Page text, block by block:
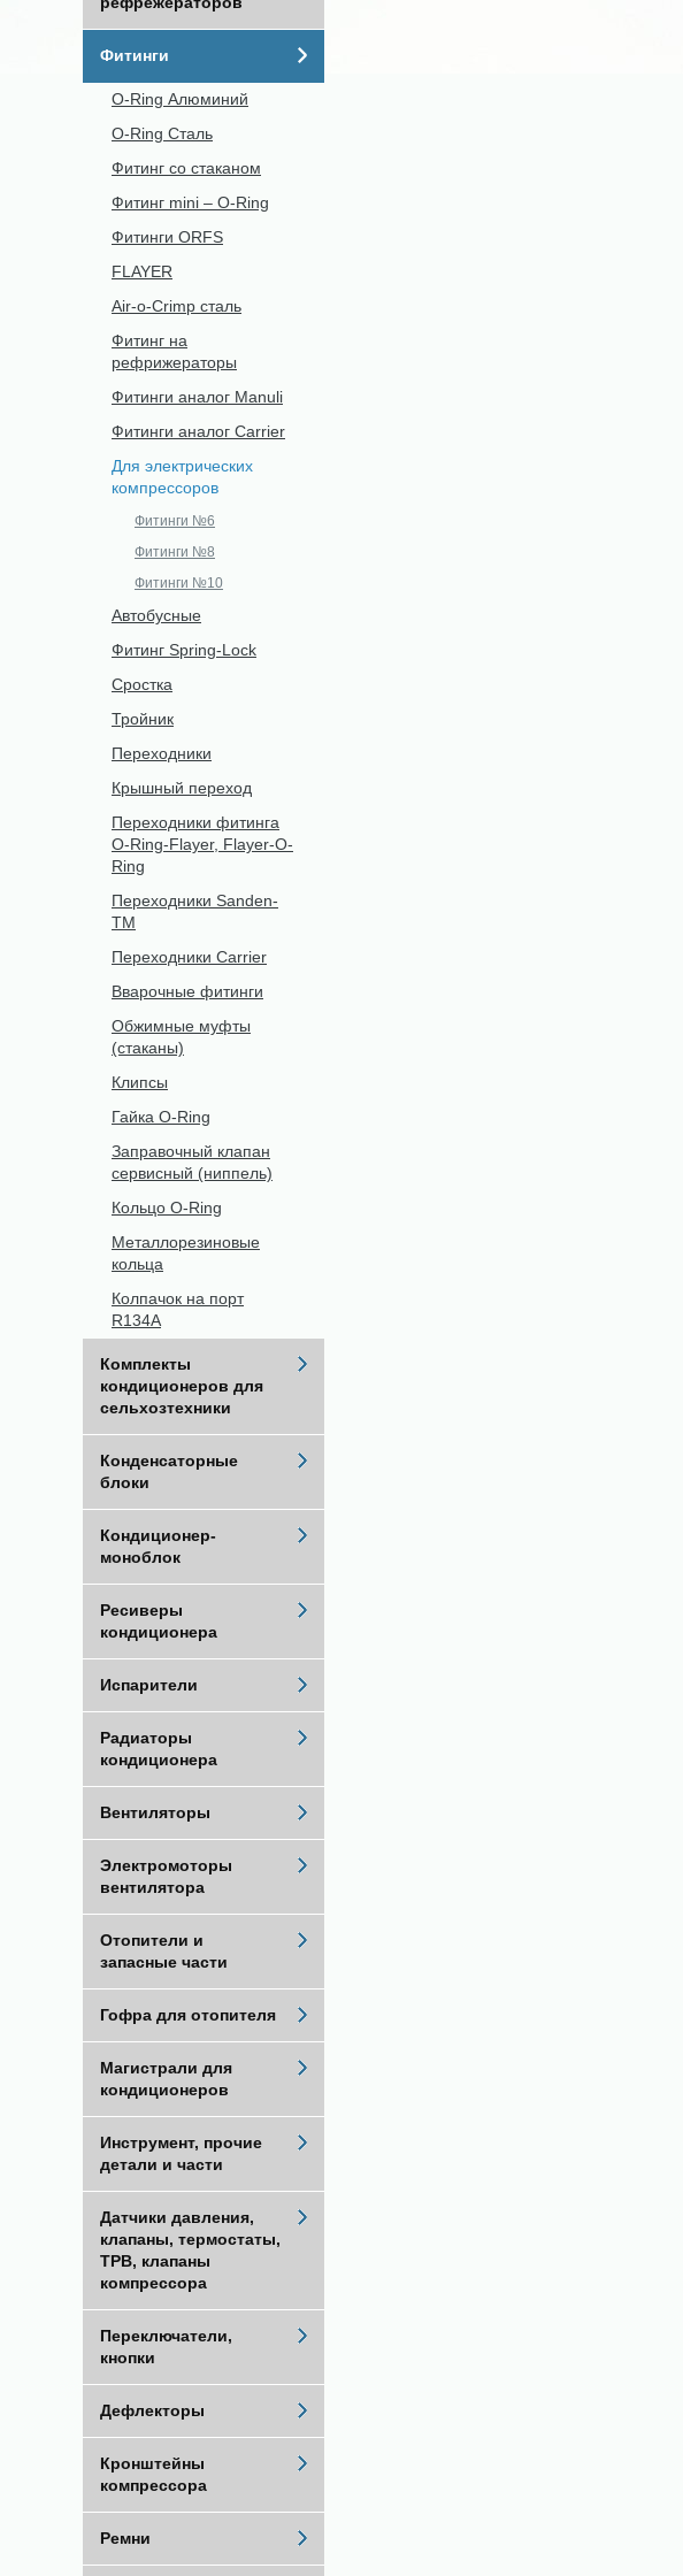
Фитинги
O-Ring Алюминий
O-Ring Сталь
Фитинг со стаканом
Фитинг mini – O-Ring
Фитинги ORFS
FLAYER
Air-o-Crimp сталь
Фитинг на
рефрижераторы
Фитинги аналог Manuli
Фитинги аналог Carrier
Для электрических
компрессоров
Фитинги №6
Фитинги №8
Фитинги №10
Автобусные
Фитинг Spring-Lock
Сростка
Тройник
Переходники
Крышный переход
Переходники фитинга
O-Ring-Flayer, Flayer-O-
Ring
Переходники Sanden-
TM
Переходники Carrier
Вварочные фитинги
Обжимные муфты
(стаканы)
Клипсы
Гайка O-Ring
Заправочный клапан
сервисный (ниппель)
Кольцо O-Ring
Металлорезиновые
кольца
Колпачок на порт
R134A
Комплекты
кондиционеров для
сельхозтехники
Конденсаторные
блоки
Кондиционер-
моноблок
Ресиверы
кондиционера
Испарители
Радиаторы
кондиционера
Вентиляторы
Электромоторы
вентилятора
Отопители и
запасные части
Гофра для отопителя
Магистрали для
кондиционеров
Инструмент, прочие
детали и части
Датчики давления,
клапаны, термостаты,
ТРВ, клапаны
компрессора
Переключатели,
кнопки
Дефлекторы
Кронштейны
компрессора
Ремни